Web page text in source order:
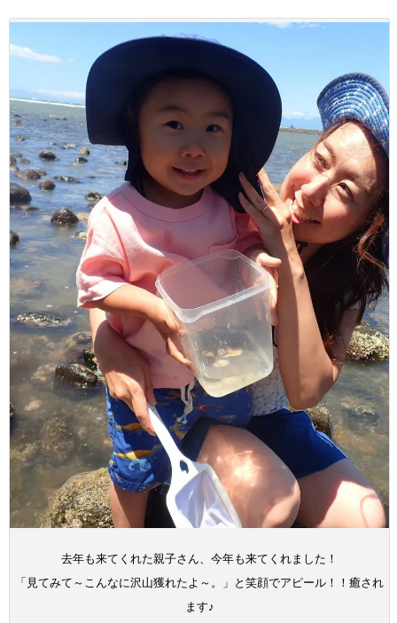
去年も来てくれた親子さん、今年も来てくれました！
「見てみて～こんなに沢山獲れたよ～。」と笑顔でアピール！！癒され
ます♪